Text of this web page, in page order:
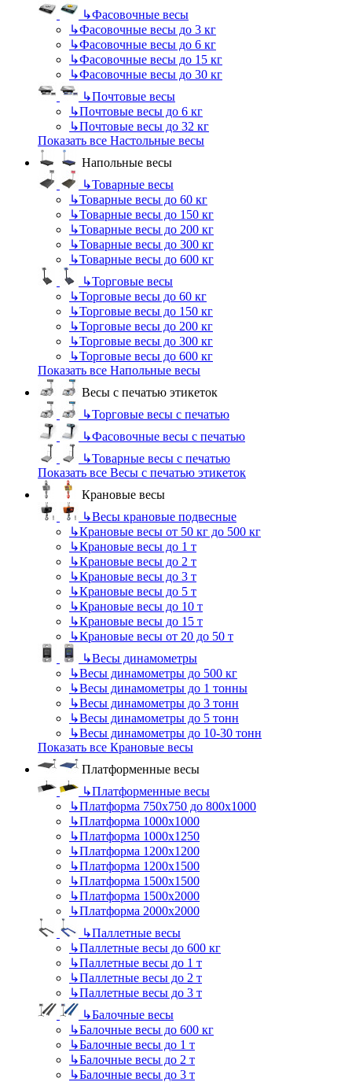
↳Фасовочные весы
↳Фасовочные весы до 3 кг
↳Фасовочные весы до 6 кг
↳Фасовочные весы до 15 кг
↳Фасовочные весы до 30 кг
↳Почтовые весы
↳Почтовые весы до 6 кг
↳Почтовые весы до 32 кг
Показать все Настольные весы
Напольные весы
↳Товарные весы
↳Товарные весы до 60 кг
↳Товарные весы до 150 кг
↳Товарные весы до 200 кг
↳Товарные весы до 300 кг
↳Товарные весы до 600 кг
↳Торговые весы
↳Торговые весы до 60 кг
↳Торговые весы до 150 кг
↳Торговые весы до 200 кг
↳Торговые весы до 300 кг
↳Торговые весы до 600 кг
Показать все Напольные весы
Весы с печатью этикеток
↳Торговые весы с печатью
↳Фасовочные весы с печатью
↳Товарные весы с печатью
Показать все Весы с печатью этикеток
Крановые весы
↳Весы крановые подвесные
↳Крановые весы от 50 кг до 500 кг
↳Крановые весы до 1 т
↳Крановые весы до 2 т
↳Крановые весы до 3 т
↳Крановые весы до 5 т
↳Крановые весы до 10 т
↳Крановые весы до 15 т
↳Крановые весы от 20 до 50 т
↳Весы динамометры
↳Весы динамометры до 500 кг
↳Весы динамометры до 1 тонны
↳Весы динамометры до 3 тонн
↳Весы динамометры до 5 тонн
↳Весы динамометры до 10-30 тонн
Показать все Крановые весы
Платформенные весы
↳Платформенные весы
↳Платформа 750х750 до 800х1000
↳Платформа 1000х1000
↳Платформа 1000х1250
↳Платформа 1200х1200
↳Платформа 1200х1500
↳Платформа 1500х1500
↳Платформа 1500х2000
↳Платформа 2000х2000
↳Паллетные весы
↳Паллетные весы до 600 кг
↳Паллетные весы до 1 т
↳Паллетные весы до 2 т
↳Паллетные весы до 3 т
↳Балочные весы
↳Балочные весы до 600 кг
↳Балочные весы до 1 т
↳Балочные весы до 2 т
↳Балочные весы до 3 т